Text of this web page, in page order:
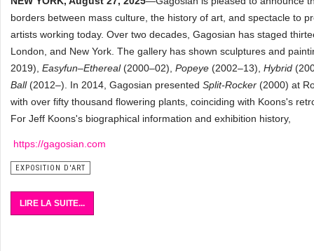
borders between mass culture, the history of art, and spectacle to
artists working today. Over two decades, Gagosian has staged
London, and New York. The gallery has shown sculptures and
2019), Easyfun–Ethereal(2000–02), Popeye (2002–13), Hybrid
Ball(2012–). In 2014, Gagosian presented Split-Rocker (2000) at
with over fifty thousand flowering plants, coinciding with Koons's
For Jeff Koons's biographical information and exhibition history,
https://gagosian.com
EXPOSITION D'ART
LIRE LA SUITE...